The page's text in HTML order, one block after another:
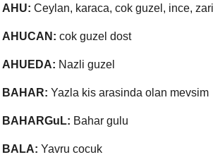
AHU: Ceylan, karaca, cok guzel, ince,
AHUCAN: cok guzel dost
AHUEDA: Nazli guzel
BAHAR: Yazla kis arasinda olan mevsim
BAHARGuL: Bahar gulu
BALA: Yavru cocuk